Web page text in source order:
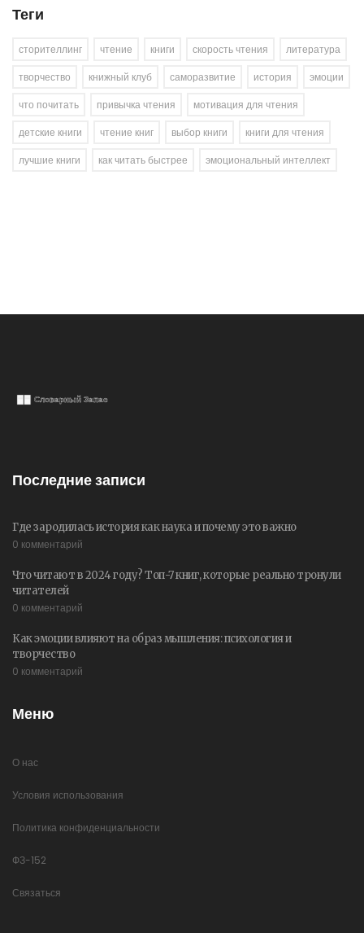
Теги
сторителлинг чтение книги скорость чтения
литература
творчество
книжный клуб саморазвитие история
эмоции
что почитать
привычка чтения
мотивация для чтения
детские книги
чтение книг выбор книги
книги для чтения
лучшие книги
как читать быстрее эмоциональный интеллект
Последние записи
Где зародилась история как наука и почему это важно
0 комментарий
Что читают в 2024 году? Топ-7 книг, которые реально тронули
читателей
0 комментарий
Как эмоции влияют на образ мышления: психология и
творчество
0 комментарий
Меню
О нас
Условия использования
Политика конфиденциальности
ФЗ-152
Связаться